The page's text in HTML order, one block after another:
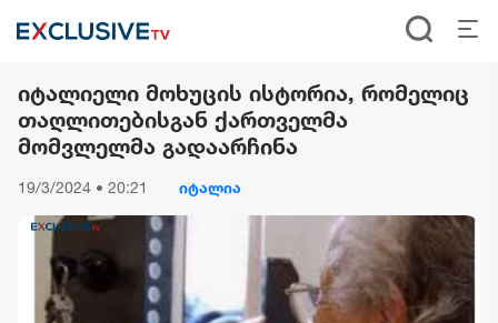
იტალიელი მოხუცის ისტორია, რომელიც
თაღლითებისგან ქართველმა
მომვლელმა გადაარჩინა
19/3/2024 • 20:21 იტალია